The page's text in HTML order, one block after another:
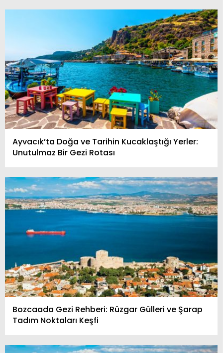
Ayvacık’ta Doğa ve Tarihin Kucaklaştığı Yerler:
Unutulmaz Bir Gezi Rotası
Bozcaada Gezi Rehberi: Rüzgar Gülleri ve Şarap
Tadım Noktaları Keşfi